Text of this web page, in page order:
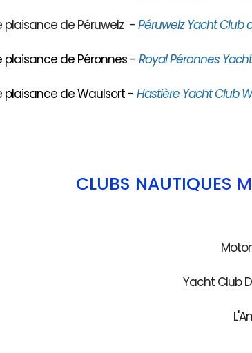
plaisance de Péruwelz - Péruwelz Yacht Club
plaisance de Péronnes - Royal Péronnes
plaisance de Waulsort - Hastière Yacht Club
CLUBS NAUTIQUES
Yacht